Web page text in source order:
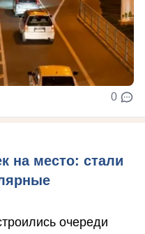
0
на место: стали
очереди